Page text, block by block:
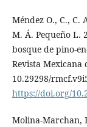
Méndez O., C., C.
M. Á. Pequeño L.
bosque de pino-
Revista Mexicana
10.29298/
https://doi.org/
Molina-Marchan,